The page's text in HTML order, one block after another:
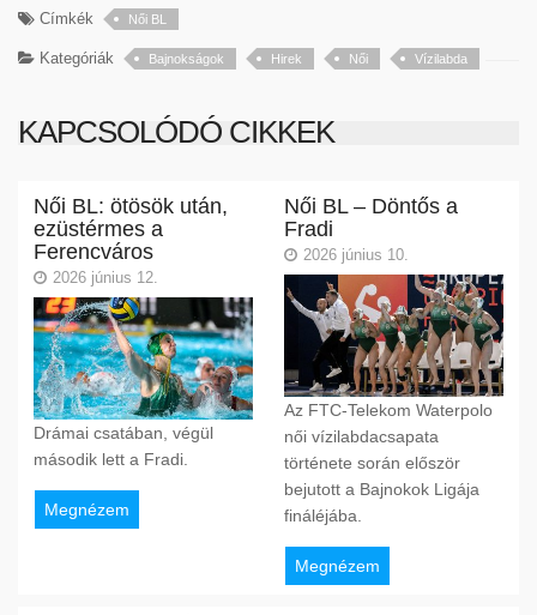
Címkék Női BL
Kategóriák Bajnokságok Hirek Női Vízilabda
KAPCSOLÓDÓ CIKKEK
Női BL: ötösök után,
ezüstérmes a
Ferencváros
2026 június 12.
Drámai csatában, végül
második lett a Fradi.
Megnézem
Női BL – Döntős a
Fradi
2026 június 10.
Az FTC-Telekom Waterpolo
női vízilabdacsapata
története során először
bejutott a Bajnokok Ligája
fináléjába.
Megnézem